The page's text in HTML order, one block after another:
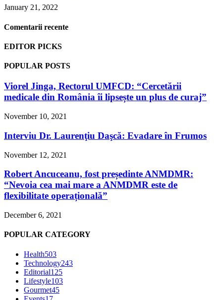
January 21, 2022
Comentarii recente
EDITOR PICKS
POPULAR POSTS
Viorel Jinga, Rectorul UMFCD: “Cercetării
medicale din România îi lipsește un plus de curaj”
November 10, 2021
Interviu Dr. Laurenţiu Daşcă: Evadare în Frumos
November 12, 2021
Robert Ancuceanu, fost președinte ANMDMR:
“Nevoia cea mai mare a ANMDMR este de
flexibilitate operațională”
December 6, 2021
POPULAR CATEGORY
Health503
Technology243
Editorial125
Lifestyle103
Gourmet45